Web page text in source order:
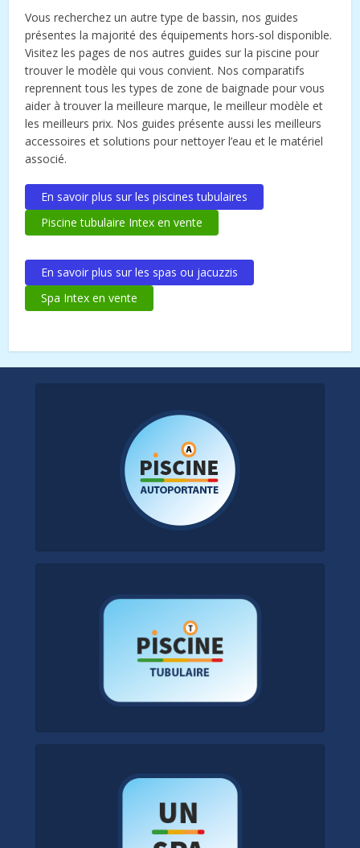
Vous recherchez un autre type de bassin, nos guides
présentes la majorité des équipements hors-sol disponible.
Visitez les pages de nos autres guides sur la piscine pour
trouver le modèle qui vous convient. Nos comparatifs
reprennent tous les types de zone de baignade pour vous
aider à trouver la meilleure marque, le meilleur modèle et
les meilleurs prix. Nos guides présente aussi les meilleurs
accessoires et solutions pour nettoyer l’eau et le matériel
associé.
En savoir plus sur les piscines tubulaires
Piscine tubulaire Intex en vente
En savoir plus sur les spas ou jacuzzis
Spa Intex en vente